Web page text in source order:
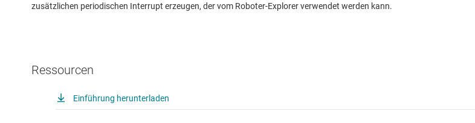
zusätzlichen periodischen Interrupt erzeugen, der vom Roboter-Explorer verwendet werden kann.
Ressourcen
Einführung herunterladen